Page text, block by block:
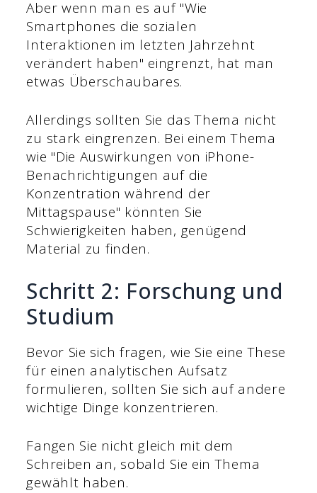
Aber wenn man es auf "Wie
Smartphones die sozialen
Interaktionen im letzten Jahrzehnt
verändert haben" eingrenzt, hat man
etwas Überschaubares.
Allerdings sollten Sie das Thema nicht
zu stark eingrenzen. Bei einem Thema
wie "Die Auswirkungen von iPhone-
Benachrichtigungen auf die
Konzentration während der
Mittagspause" könnten Sie
Schwierigkeiten haben, genügend
Material zu finden.
Schritt 2: Forschung und
Studium
Bevor Sie sich fragen, wie Sie eine These
für einen analytischen Aufsatz
formulieren, sollten Sie sich auf andere
wichtige Dinge konzentrieren.
Fangen Sie nicht gleich mit dem
Schreiben an, sobald Sie ein Thema
gewählt haben.